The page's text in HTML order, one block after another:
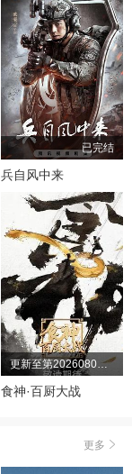
已完结
兵自风中来
更新至第20260805期
食神·百厨大战
更多